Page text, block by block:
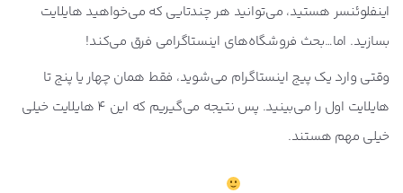
اینفلوئنسر هستید، می‌توانید هر چندتایی که می‌خواهید هایلایت
بسازید. اما…بحث فروشگاه‌های اینستاگرامی فرق می‌کند!
وقتی وارد یک پیج اینستاگرام می‌شوید، فقط همان چهار یا پنج‌ تا
هایلایت اول را می‌بینید. پس نتیجه می‌گیریم که این 4 هایلایت‌ خیلی
خیلی مهم هستند.